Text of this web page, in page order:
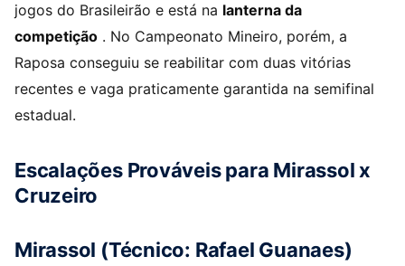
jogos do Brasileirão e está na lanterna da
competição . No Campeonato Mineiro, porém, a
Raposa conseguiu se reabilitar com duas vitórias
recentes e vaga praticamente garantida na semifinal
estadual.
Escalações Prováveis para Mirassol x
Cruzeiro
Mirassol (Técnico: Rafael Guanaes)